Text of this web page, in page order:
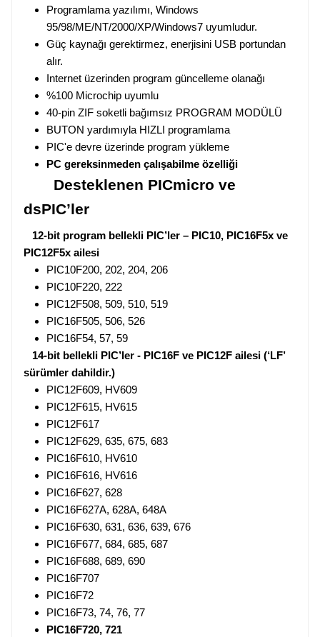
Programlama yazılımı, Windows
95/98/ME/NT/2000/XP/Windows7 uyumludur.
Güç kaynağı gerektirmez, enerjisini USB portundan
alır.
Internet üzerinden program güncelleme olanağı
%100 Microchip uyumlu
40-pin ZIF soketli bağımsız PROGRAM MODÜLÜ
BUTON yardımıyla HIZLI programlama
PIC'e devre üzerinde program yükleme
PC gereksinmeden çalışabilme özelliği
Desteklenen PICmicro ve
dsPIC’ler
12-bit program bellekli PIC’ler – PIC10, PIC16F5x ve
PIC12F5x ailesi
PIC10F200, 202, 204, 206
PIC10F220, 222
PIC12F508, 509, 510, 519
PIC16F505, 506, 526
PIC16F54, 57, 59
14-bit bellekli PIC’ler - PIC16F ve PIC12F ailesi (‘LF’
sürümler dahildir.)
PIC12F609, HV609
PIC12F615, HV615
PIC12F617
PIC12F629, 635, 675, 683
PIC16F610, HV610
PIC16F616, HV616
PIC16F627, 628
PIC16F627A, 628A, 648A
PIC16F630, 631, 636, 639, 676
PIC16F677, 684, 685, 687
PIC16F688, 689, 690
PIC16F707
PIC16F72
PIC16F73, 74, 76, 77
PIC16F720, 721